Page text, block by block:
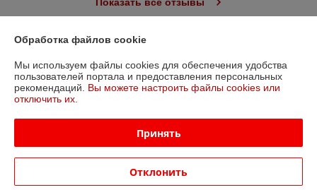
Контакты
Доставка и оплата
График работы
Полная версия сайта
Обработка файлов cookie
Мы используем файлы cookies для обеспечения удобства
пользователей портала и предоставления персональных
рекомендаций. Вы можете настроить файлы cookies или
отключить их.
Принять
Отклонить